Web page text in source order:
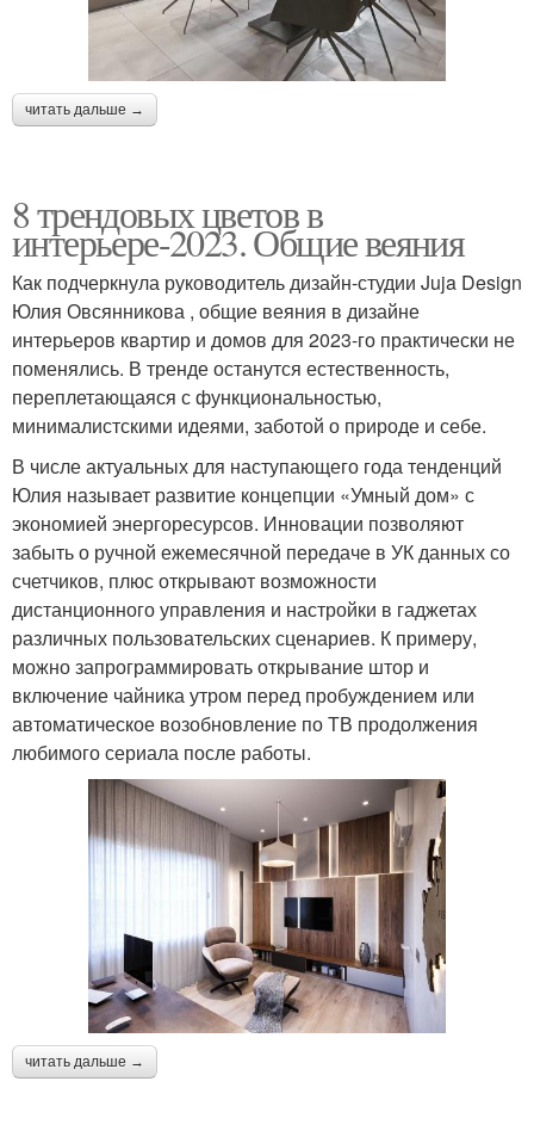
читать дальше →
8 трендовых цветов в
интерьере-2023. Общие веяния
Как подчеркнула руководитель дизайн-студии Juja Design
Юлия Овсянникова , общие веяния в дизайне
интерьеров квартир и домов для 2023-го практически не
поменялись. В тренде останутся естественность,
переплетающаяся с функциональностью,
минималистскими идеями, заботой о природе и себе.
В числе актуальных для наступающего года тенденций
Юлия называет развитие концепции «Умный дом» с
экономией энергоресурсов. Инновации позволяют
забыть о ручной ежемесячной передаче в УК данных со
счетчиков, плюс открывают возможности
дистанционного управления и настройки в гаджетах
различных пользовательских сценариев. К примеру,
можно запрограммировать открывание штор и
включение чайника утром перед пробуждением или
автоматическое возобновление по ТВ продолжения
любимого сериала после работы.
читать дальше →